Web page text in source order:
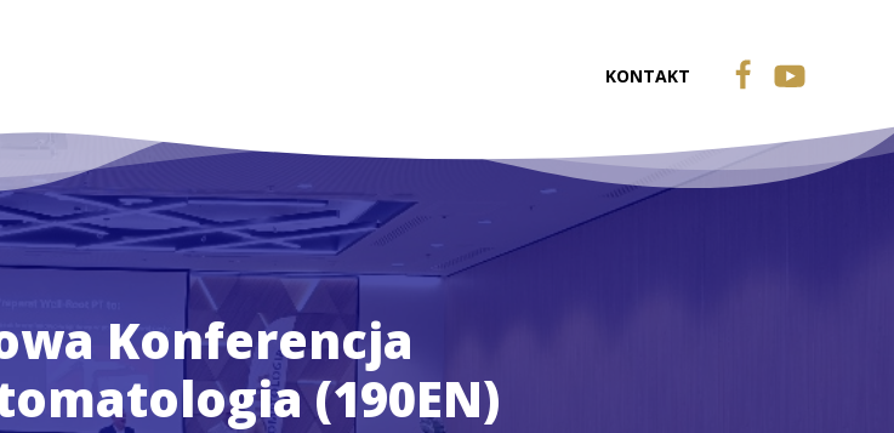
KONTAKT
Konferencja
(190EN)